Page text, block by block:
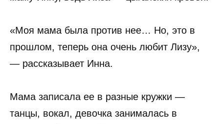
«Моя мама была против нее… Но, это в
прошлом, теперь она очень любит Лизу»,
— рассказывает Инна.
Мама записала ее в разные кружки —
танцы, вокал, девочка занималась в